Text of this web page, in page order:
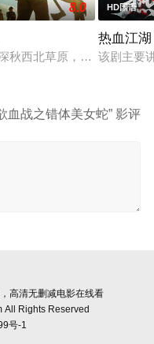
威将军冷啸天，席间告
8.0
秋西北草原，假交警截停
HD国语
热血江湖
该剧主要
血战之错体美女蛇” 影评
高清无删减电影在线看
Rights Reserved
号-1